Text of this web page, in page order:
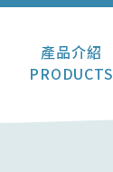
產品介紹
PRODUCTS